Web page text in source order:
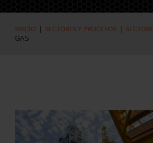
INICIO SECTORES Y PROCESOS
GAS